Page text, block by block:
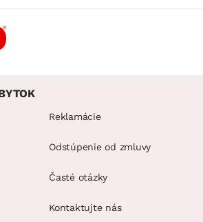
Reklamácie
Odstúpenie od zmluvy
Časté otázky
Kontaktujte nás